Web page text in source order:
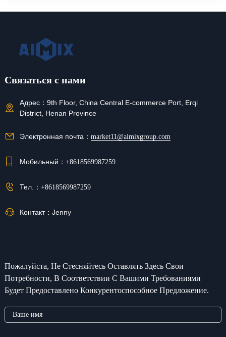
Связаться с нами
Адрес： 9th Floor, China Central E-commerce Port, Erqi
District, Henan Province
Электронная почта： market11@aimixgroup.com
Мобильный： +8618569987259
Тел.： +8618569987259
Контакт： Jenny
Пожалуйста, Не Стесняйтесь Оставлять Здесь Свои
Потребности, В Соответствии С Вашими Требованиями
Будет Предоставлено Конкурентоспособное Предложение.